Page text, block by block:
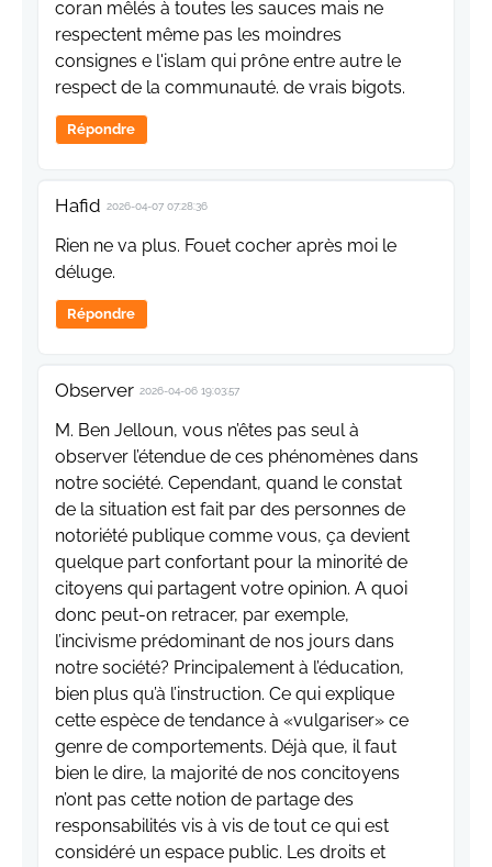
coran mêlés à toutes les sauces mais ne
respectent même pas les moindres
consignes e l'islam qui prône entre autre le
respect de la communauté. de vrais bigots.
Répondre
Hafid 2026-04-07 07:28:36
Rien ne va plus. Fouet cocher après moi le
déluge.
Répondre
Observer 2026-04-06 19:03:57
M. Ben Jelloun, vous n’êtes pas seul à
observer l’étendue de ces phénomènes dans
notre société. Cependant, quand le constat
de la situation est fait par des personnes de
notoriété publique comme vous, ça devient
quelque part confortant pour la minorité de
citoyens qui partagent votre opinion. A quoi
donc peut-on retracer, par exemple,
l’incivisme prédominant de nos jours dans
notre société? Principalement à l’éducation,
bien plus qu’à l’instruction. Ce qui explique
cette espèce de tendance à «vulgariser» ce
genre de comportements. Déjà que, il faut
bien le dire, la majorité de nos concitoyens
n’ont pas cette notion de partage des
responsabilités vis à vis de tout ce qui est
considéré un espace public. Les droits et